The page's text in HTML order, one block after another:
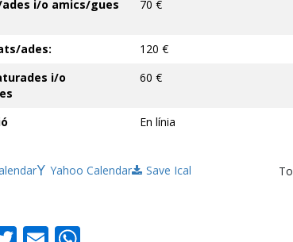
ades i/o amics/gues
70 €
ades:
120 €
i/o
60 €
En línia
Yahoo Calendar Save Ical